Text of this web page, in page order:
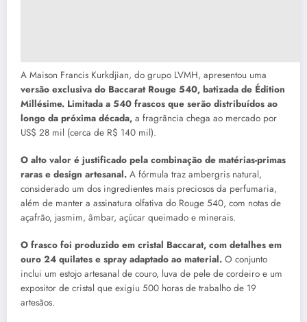
A Maison Francis Kurkdjian, do grupo LVMH, apresentou uma
versão exclusiva do Baccarat Rouge 540, batizada de Édition
Millésime. Limitada a 540 frascos que serão distribuídos ao
longo da próxima década, a fragrância chega ao mercado por
US$ 28 mil (cerca de R$ 140 mil).
O alto valor é justificado pela combinação de matérias-primas
raras e design artesanal. A fórmula traz ambergris natural,
considerado um dos ingredientes mais preciosos da perfumaria,
além de manter a assinatura olfativa do Rouge 540, com notas de
açafrão, jasmim, âmbar, açúcar queimado e minerais.
O frasco foi produzido em cristal Baccarat, com detalhes em
ouro 24 quilates e spray adaptado ao material. O conjunto
inclui um estojo artesanal de couro, luva de pele de cordeiro e um
expositor de cristal que exigiu 500 horas de trabalho de 19
artesãos.